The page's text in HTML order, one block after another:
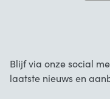
Zakelijke Oplossingen
Blijf via onze social
laatste nieuws en